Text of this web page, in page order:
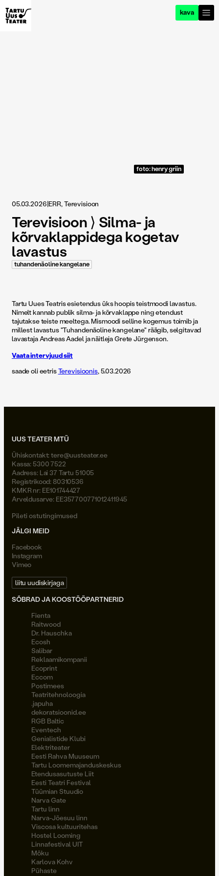
kava
foto: henry griin
05.03.2026|ERR, Terevisioon
Terevisioon ⟩ Silma- ja
kõrvaklappidega kogetav
lavastus
tuhandenäoline kangelane
Tartu Uues Teatris esietendus üks hoopis teistmoodi lavastus.
Nimelt kannab publik silma- ja kõrvaklappe ning etendust
tajutakse teiste meeltega. Mismoodi selline kogemus toimib ja
millest lavastus "Tuhandenäoline kangelane" räägib, selgitavad
lavastaja Andreas Aadel ja näitleja Grete Jürgenson.
Vaata intervjuud siit
saade oli eetrisTerevisioonis, 5.03.2026
UUS TEATER MTÜ
Ühiskontakt:tere@uusteater.ee
Kassa: 5300 7522
Aadress: Lai 37 Tartu 51005
Registrikood: 80310536
KMKR nr: EE101744427
Arveldusarve: EE357700771012411945
Pileti ostutingimused
JÄLGI MEID
Facebook
Instagram
Vimeo
liitu uudiskirjaga
SÕBRAD JA KOOSTÖÖPARTNERID
Fienta
Raitwood
Dr. Hauschka
Ecosh
Salibar
Reklaamikompanii
Ecoprint
Eccom
Postimees
Teatritehnoloogia
.japuha
dekoratsioonid.ee
RGB Baltic
Eventech
Genialistide Klubi
Elektriteater
Eesti Rahva Muuseum
Tartu Loomemajanduskeskus
Etendusasutuste Liit
Eesti Teatri Festival
Tüümian Stuudio
Narva Gate
Tartu linn
Narva-Jõesuu linn
Viscosa kultuuritehas
Hostel Looming
Linnafestival UIT
Möku
Karlova Kohv
Pühaste